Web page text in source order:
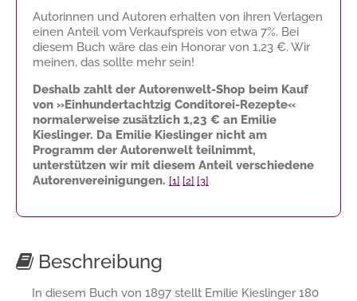
Autorinnen und Autoren erhalten von ihren Verlagen
einen Anteil vom Verkaufspreis von etwa 7%. Bei
diesem Buch wäre das ein Honorar von 1,23 €. Wir
meinen, das sollte mehr sein!
Deshalb zahlt der Autorenwelt-Shop beim Kauf
von »Einhundertachtzig Conditorei-Rezepte«
normalerweise zusätzlich 1,23 € an Emilie
Kieslinger. Da Emilie Kieslinger nicht am
Programm der Autorenwelt teilnimmt,
unterstützen wir mit diesem Anteil verschiedene
Autorenvereinigungen. [1] [2] [3]
Beschreibung
In diesem Buch von 1897 stellt Emilie Kieslinger 180